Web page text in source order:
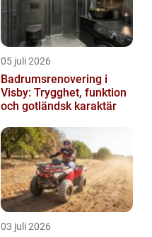
05 juli 2026
Badrumsrenovering i
Visby: Trygghet, funktion
och gotländsk karaktär
03 juli 2026